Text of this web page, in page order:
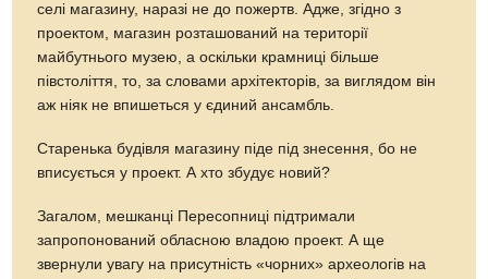
селі магазину, наразі не до пожертв. Адже, згідно з
проектом, магазин розташований на території
майбутнього музею, а оскільки крамниці більше
півстоліття, то, за словами архітекторів, за виглядом він
аж ніяк не впишеться у єдиний ансамбль.
Старенька будівля магазину піде під знесення, бо не
вписується у проект. А хто збудує новий?
Загалом, мешканці Пересопницi підтримали
запропонований обласною владою проект. А ще
звернули увагу на присутність «чорних» археологів на